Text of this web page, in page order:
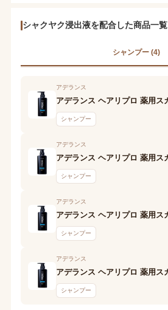
シャクヤク浸出液を配合した商品一覧
シャンプー (4)
アデランス
シャンプー
アデランス
シャンプー
アデランス
シャンプー
アデランス
シャンプー